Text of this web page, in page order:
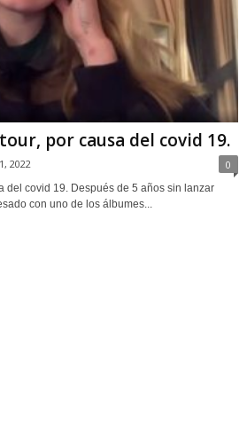
por causa del covid 19.
2022 0
del covid 19. Después de 5 años sin lanzar
con uno de los álbumes...